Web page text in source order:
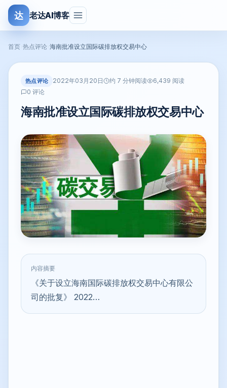
达 老达AI博客
首页 热点评论 海南批准设立国际碳排放权交易中心
热点评论 2022年03月20日 约 7 分钟阅读
6,439 阅读
0 评论
海南批准设立国际碳排放权交易中心
内容摘要
《关于设立海南国际碳排放权交易中心有限公
司的批复》 2022…